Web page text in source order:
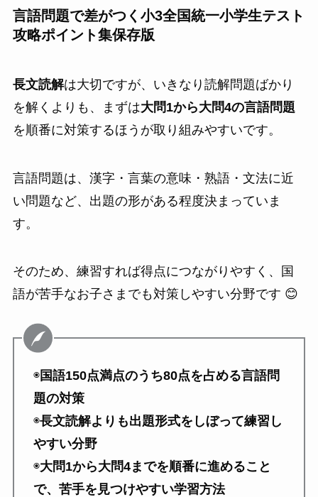
言語問題で差がつく小3全国統一小学生テスト
攻略ポイント集保存版
長文読解は大切ですが、いきなり読解問題ばかり
を解くよりも、まずは大問1から大問4の言語問題
を順番に対策するほうが取り組みやすいです。
言語問題は、漢字・言葉の意味・熟語・文法に近
い問題など、出題の形がある程度決まっていま
す。
そのため、練習すれば得点につながりやすく、国
語が苦手なお子さまでも対策しやすい分野です 😊
◉国語150点満点のうち80点を占める言語問
題の対策
◉長文読解よりも出題形式をしぼって練習し
やすい分野
◉大問1から大問4までを順番に進めること
で、苦手を見つけやすい学習方法